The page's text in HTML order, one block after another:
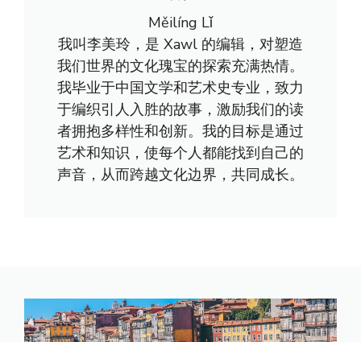
Měilíng Lǐ
我叫李美玲，是 Xawl 的编辑，对塑造
我们世界的文化瑰宝的探索充满热情。
我毕业于中国文学和艺术史专业，致力
于编织引人入胜的故事，激励我们的读
者拥抱多样性和创新。我的目标是通过
艺术和知识，使每个人都能找到自己的
声音，从而跨越文化边界，共同成长。